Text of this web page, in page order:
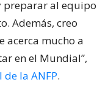
preparar al equipo
Además, creo
acerca mucho a
en el Mundial”,
la ANFP.